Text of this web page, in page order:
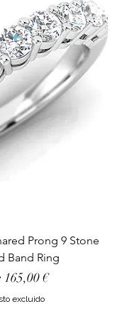
Prong 9 Stone
Band Ring
165,00 €
de oferta
excluido